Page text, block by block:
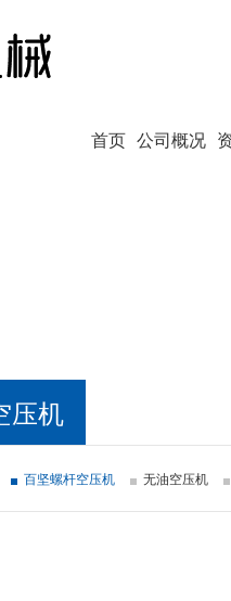
首页 公司概况
压机
百坚螺杆空压机 无油空压机